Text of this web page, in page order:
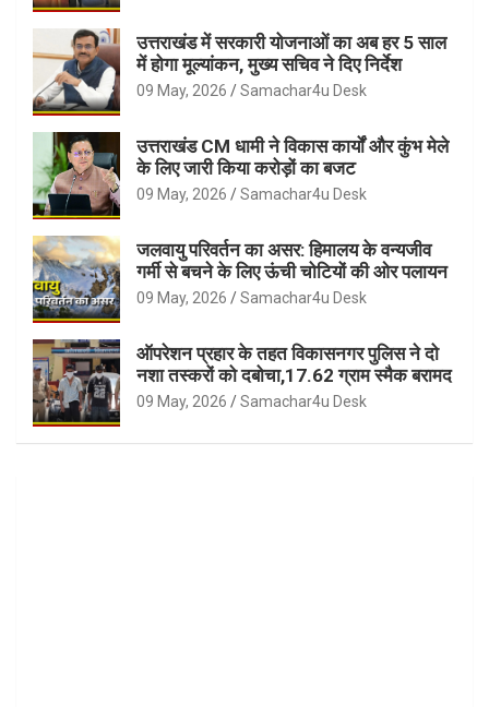
उत्तराखंड में सरकारी योजनाओं का अब हर 5 साल
में होगा मूल्यांकन, मुख्य सचिव ने दिए निर्देश
09 May, 2026 Samachar4u Desk
उत्तराखंड CM धामी ने विकास कार्यों और कुंभ मेले
के लिए जारी किया करोड़ों का बजट
09 May, 2026 Samachar4u Desk
जलवायु परिवर्तन का असर: हिमालय के वन्यजीव
गर्मी से बचने के लिए ऊंची चोटियों की ओर पलायन
09 May, 2026 Samachar4u Desk
ऑपरेशन प्रहार के तहत विकासनगर पुलिस ने दो
नशा तस्करों को दबोचा,17.62 ग्राम स्मैक बरामद
09 May, 2026 Samachar4u Desk